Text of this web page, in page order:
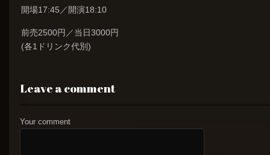
開場17:45／開演18:10
前売2500円／当日3000円
(各1ドリンク代別)
Leave a comment
Your comment